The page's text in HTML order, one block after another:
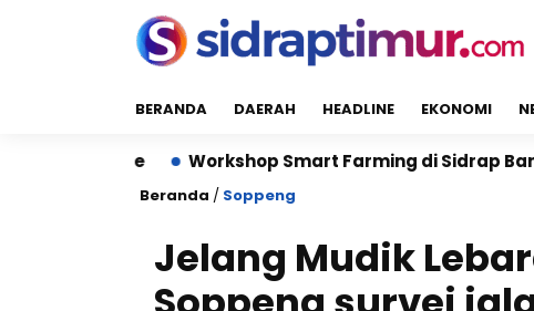
BERANDA DAERAH HEADLINE EKONOMI
Workshop Smart Farming di Sidrap Bantu Petani
Beranda / Soppeng
Jelang Mudik